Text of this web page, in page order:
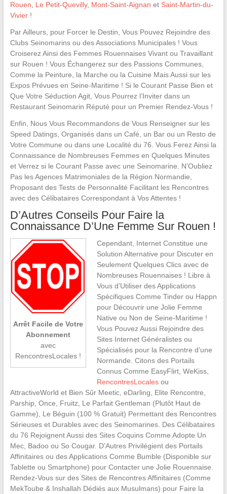
Rouen
Le Petit-Quevilly, Mont-Saint-Aignan et Saint-Martin-du-
Vivier!
Par Ailleurs, pour Forcer le Destin, Vous Pouvez Rejoindre des
Clubs Seinomarins ou des Associations Municipales ! Vous
Croiserez Ainsi des Femmes Rouennaises Vivant ou Travaillant
sur Rouen ! Vous Échangerez sur des Passions Communes,
Comme la Peinture, la Marche ou la Cuisine Mais Aussi sur les
Expos Prévues en Seine-Maritime ! Si le Courant Passe Bien et
Que Votre Séduction Agit, Vous Pourrez l’Inviter dans un
Restaurant Seinomarin Réputé pour un Premier Rendez-Vous !
Enfin, Nous Vous Recommandons de Vous Renseigner sur les
Speed Datings, Organisés dans un Café, un Bar ou un Resto de
Votre Commune ou dans une Localité du 76. Vous Ferez Ainsi la
Connaissance de Nombreuses Femmes en Quelques Minutes
et Verrez si le Courant Passe avec une Seinomarine. N’Oubliez
Pas les Agences Matrimoniales de la Région Normandie,
Proposant des Tests de Personnalité Facilitant les Rencontres
avec des Célibataires Correspondant à Vos Attentes !
D’Autres Conseils Pour Faire la
Connaissance D’Une Femme Sur Rouen !
Arrêt Facile de Votre
Abonnement
avec
RencontresLocales !
Cependant, Internet Constitue une
Solution Alternative pour Discuter en
Seulement Quelques Clics avec de
Nombreuses Rouennaises ! Libre à
Vous d’Utiliser des Applications
Spécifiques Comme Tinder ou Happn
pour Découvrir une Jolie Femme
Native ou Non de Seine-Maritime !
Vous Pouvez Aussi Rejoindre des
Sites Internet Généralistes ou
Spécialisés pour la Rencontre d’une
Normande. Citons des Portails
Connus Comme EasyFlirt, WeKiss,
RencontresLocalesou
AttractiveWorld et Bien Sûr Meetic, eDarling, Elite Rencontre,
Parship, Once, Fruitz, Le Parfait Gentleman (Plutôt Haut de
Gamme), Le Béguin (100 % Gratuit) Permettant des Rencontres
Sérieuses et Durables avec des Seinomarines. Des Célibataires
du 76 Rejoignent Aussi des Sites Coquins Comme Adopte Un
Mec, Badoo ou So Cougar. D’Autres Privilégient des Portails
Affinitaires ou des Applications Comme Bumble (Disponible sur
Tablette ou Smartphone) pour Contacter une Jolie Rouennaise.
Rendez-Vous sur des Sites de Rencontres Affinitaires (Comme
MekToube & Inshallah Dédiés aux Musulmans) pour Faire la